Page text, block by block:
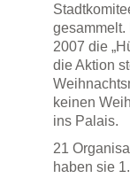
gesammelt.
2007 die
die Aktion
keinen
ins Palais.
21
haben sie